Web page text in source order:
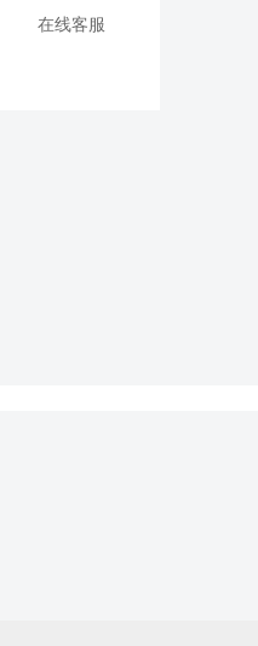
在线客服